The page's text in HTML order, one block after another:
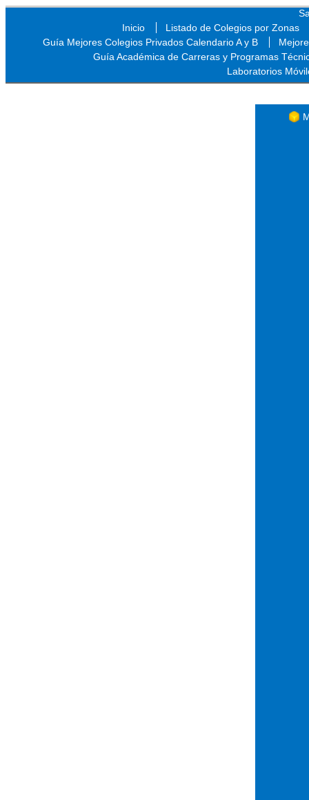
Inicio
Listado de Colegios por Zonas
Guía Mejores Colegios Privados Calendario A y B
Guía Académica de Carreras y Programas
Laboratorios